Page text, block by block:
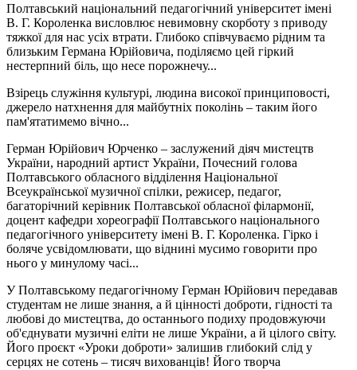
Полтавський національний педагогічний університет імені
В. Г. Короленка висловлює невимовну скорботу з приводу
тяжкої для нас усіх втрати. Глибоко співчуваємо рідним та
близьким Германа Юрійовича, поділяємо цей гіркий
нестерпний біль, що несе порожнечу...
Взірець служіння культурі, людина високої принциповості,
джерело натхнення для майбутніх поколінь – таким його
пам'ятатимемо вічно...
Герман Юрійович Юрченко – заслужений діяч мистецтв
України, народний артист України, Почесний голова
Полтавського обласного відділення Національної
Всеукраїнської музичної спілки, режисер, педагог,
багаторічний керівник Полтавської обласної філармонії,
доцент кафедри хореографії Полтавського національного
педагогічного університету імені В. Г. Короленка. Гірко і
боляче усвідомлювати, що віднині мусимо говорити про
нього у минулому часі...
У Полтавському педагогічному Герман Юрійович передавав
студентам не лише знання, а й цінності доброти, гідності та
любові до мистецтва, до останнього подиху продовжуючи
об'єднувати музичні еліти не лише України, а й цілого світу.
Його проєкт «Уроки доброти» залишив глибокий слід у
серцях не сотень – тисяч вихованців! Його творча